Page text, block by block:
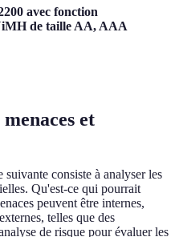
avec fonction
de taille AA, AAA
et
consiste à analyser les
Qu'est-ce qui pourrait
peuvent être internes,
telles que des
de risque pour évaluer les